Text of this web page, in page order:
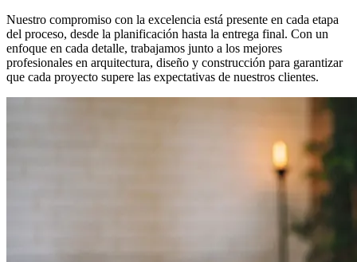
Nuestro compromiso con la excelencia está presente en cada etapa
del proceso, desde la planificación hasta la entrega final. Con un
enfoque en cada detalle, trabajamos junto a los mejores
profesionales en arquitectura, diseño y construcción para garantizar
que cada proyecto supere las expectativas de nuestros clientes.